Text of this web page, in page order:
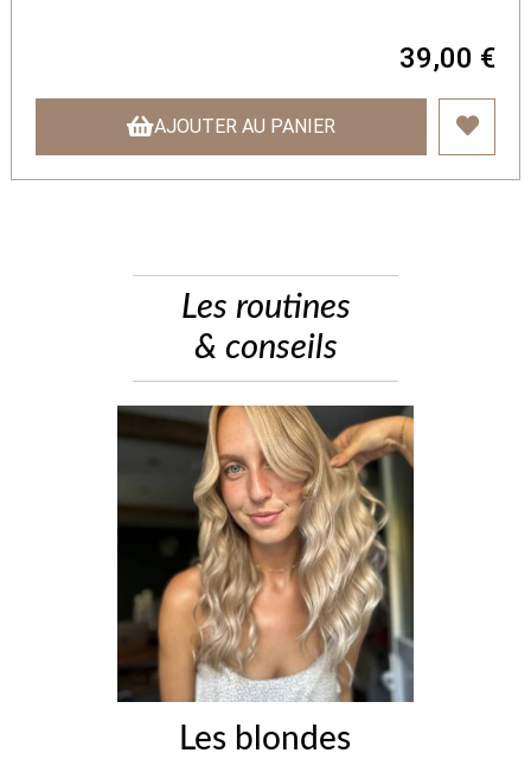
39,00 €
AJOUTER AU PANIER
Les routines
& conseils
Les blondes